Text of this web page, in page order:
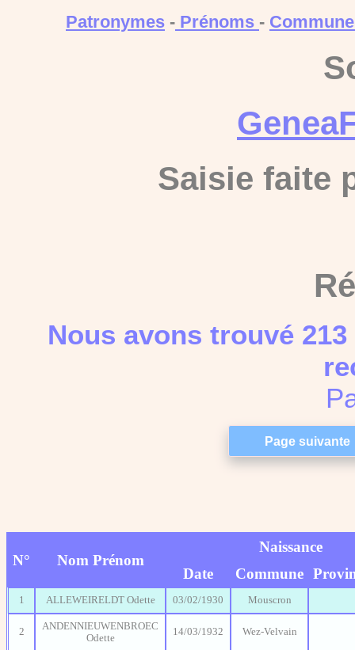
Patronymes - Prénoms -
Saisie faite
Nous avons trouvé
N° Nom Prénom
Naissance
Date
Commune
1 ALLEWEIRELDT Odette 03/02/1930 Mouscron
2
ANDENNIEUWENBROEC
Odette
14/03/1932 Wez-Velvain